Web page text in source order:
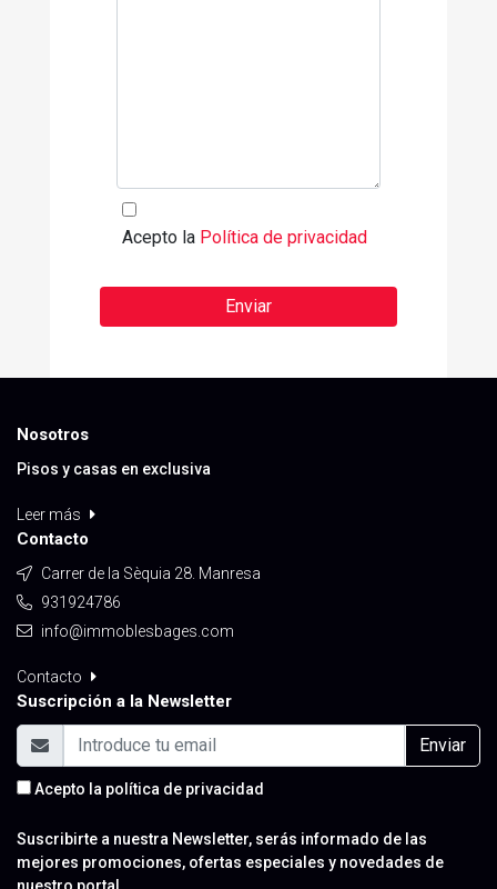
Acepto la Política de privacidad
Enviar
Nosotros
Pisos y casas en exclusiva
Leer más
Contacto
Carrer de la Sèquia 28. Manresa
931924786
info@immoblesbages.com
Contacto
Suscripción a la Newsletter
Enviar
Acepto la política de privacidad
Suscribirte a nuestra Newsletter, serás informado de las
mejores promociones, ofertas especiales y novedades de
nuestro portal.